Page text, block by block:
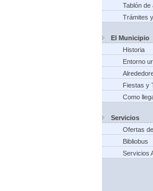
Tablón de
Trámites
El Municipio
Historia
Entorno
Fiestas y
Como
Servicios
Ofertas
Bibliobus
Servicios